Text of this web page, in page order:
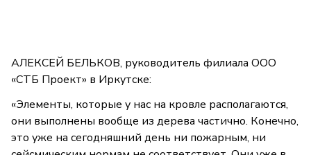
АЛЕКСЕЙ БЕЛЬКОВ, руководитель филиала ООО
«СТБ Проект» в Иркутске:
«Элементы, которые у нас на кровле располагаются,
они выполнены вообще из дерева частично. Конечно,
это уже на сегодняшний день ни пожарным, ни